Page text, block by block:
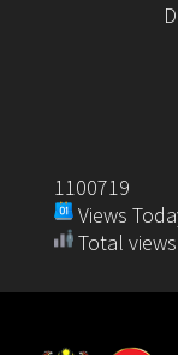
1100719
Views
Total